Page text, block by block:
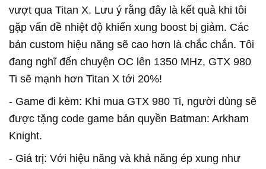
vượt qua Titan X. Lưu ý rằng đây là kết quả khi tôi
gặp vấn đề nhiệt độ khiến xung boost bị giảm. Các
bản custom hiệu năng sẽ cao hơn là chắc chắn. Tôi
đang nghĩ đến chuyện OC lên 1350 MHz, GTX 980
Ti sẽ mạnh hơn Titan X tới 20%!
- Game đi kèm: Khi mua GTX 980 Ti, người dùng sẽ
được tặng code game bản quyền Batman: Arkham
Knight.
- Giá trị: Với hiệu năng và khả năng ép xung như